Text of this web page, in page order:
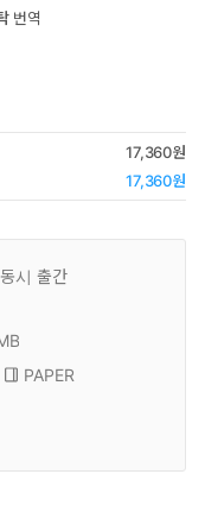
번역
17,360원
17,360원
시 출간
PAPER